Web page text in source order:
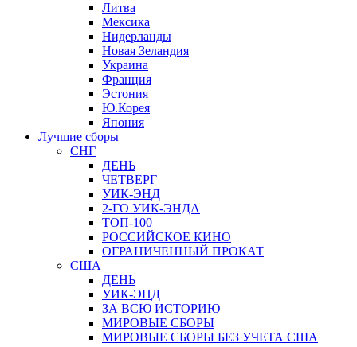
Литва
Мексика
Нидерланды
Новая Зеландия
Украина
Франция
Эстония
Ю.Корея
Япония
Лучшие сборы
СНГ
ДЕНЬ
ЧЕТВЕРГ
УИК-ЭНД
2-ГО УИК-ЭНДА
ТОП-100
РОССИЙСКОЕ КИНО
ОГРАНИЧЕННЫЙ ПРОКАТ
США
ДЕНЬ
УИК-ЭНД
ЗА ВСЮ ИСТОРИЮ
МИРОВЫЕ СБОРЫ
МИРОВЫЕ СБОРЫ БЕЗ УЧЕТА США